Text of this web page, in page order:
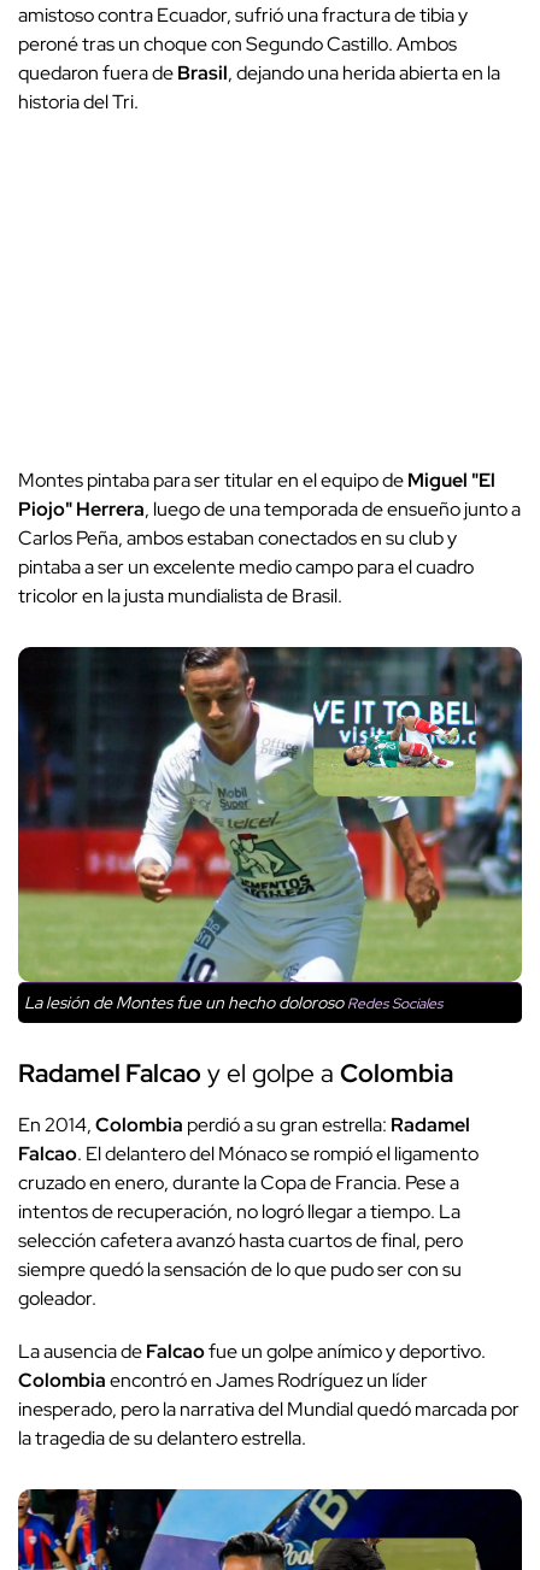
amistoso contra Ecuador, sufrió una fractura de tibia y
peroné tras un choque con Segundo Castillo. Ambos
quedaron fuera deBrasil, dejando una herida abierta en la
historia del Tri.
Montes pintaba para ser titular en el equipo deMiguel "El
Piojo" Herrera, luego de una temporada de ensueño junto a
Carlos Peña, ambos estaban conectados en su club y
pintaba a ser un excelente medio campo para el cuadro
tricolor en la justa mundialista de Brasil.
La lesión de Montes fue un hecho dolorosoRedes Sociales
Radamel Falcao y el golpe a Colombia
En 2014,Colombia perdió a su gran estrella: Radamel
Falcao. El delantero del Mónaco se rompió el ligamento
cruzado en enero, durante la Copa de Francia. Pese a
intentos de recuperación, no logró llegar a tiempo. La
selección cafetera avanzó hasta cuartos de final, pero
siempre quedó la sensación de lo que pudo ser con su
goleador.
La ausencia deFalcaofue un golpe anímico y deportivo.
Colombiaencontró en James Rodríguez un líder
inesperado, pero la narrativa del Mundial quedó marcada por
la tragedia de su delantero estrella.